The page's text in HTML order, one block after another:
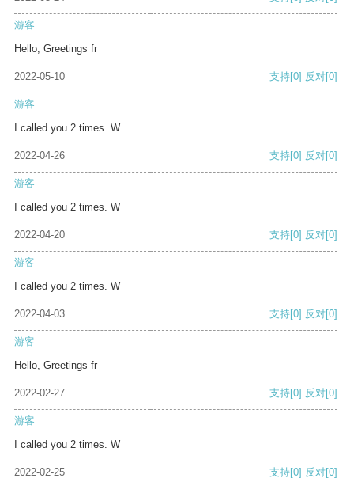
游客
Hello, Greetings fr
2022-05-10 支持[0] 反对[0]
游客
I called you 2 times. W
2022-04-26 支持[0] 反对[0]
游客
I called you 2 times. W
2022-04-20 支持[0] 反对[0]
游客
I called you 2 times. W
2022-04-03 支持[0] 反对[0]
游客
Hello, Greetings fr
2022-02-27 支持[0] 反对[0]
游客
I called you 2 times. W
2022-02-25 支持[0] 反对[0]